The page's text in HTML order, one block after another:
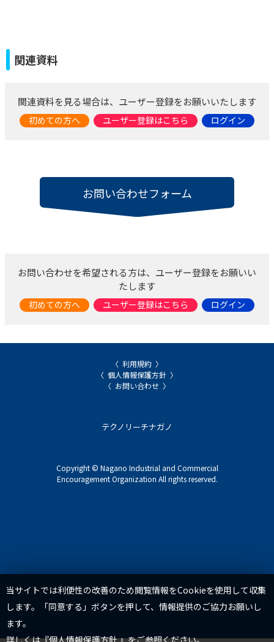
関連資料
関連資料を見る場合は、ユーザー登録をお願いいたします
初めての方へ ユーザー登録はこちら ログイン
お問い合わせフォーム
お問い合わせを希望される方は、ユーザー登録をお願いい
たします
初めての方へ ユーザー登録はこちら ログイン
利用規約
個人情報保護方針
お問い合わせ
テクノリーチナガノ
Copyright © Nagano Industrial and Commercial
Encouragement Organization All rights reserved.
当サイトでは利便性の改善のため閲覧情報をCookieを使用して収集
します。「同意する」ボタンを押して、情報提供のご協力お願いし
ます。
詳しくは『個人情報保護方針』をご参照ください。